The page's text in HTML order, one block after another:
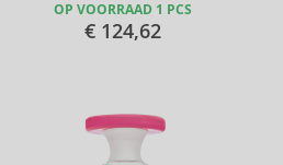
OP VOORRAAD 1 PCS
€ 124,62